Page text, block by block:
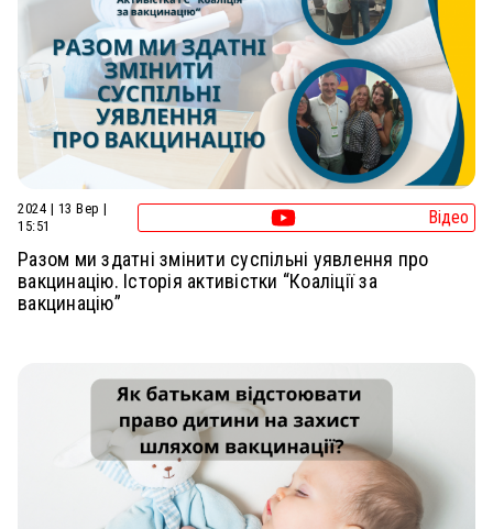
2024 | 13 Вер |
15:51
Відео
Разом ми здатні змінити суспільні уявлення про
вакцинацію. Історія активістки “Коаліції за
вакцинацію”